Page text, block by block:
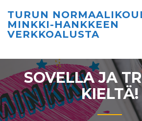
TURUN
MINKKI-HANKKEEN
VERKKOALUSTA
SOVELLA JA
KIELTÄ!